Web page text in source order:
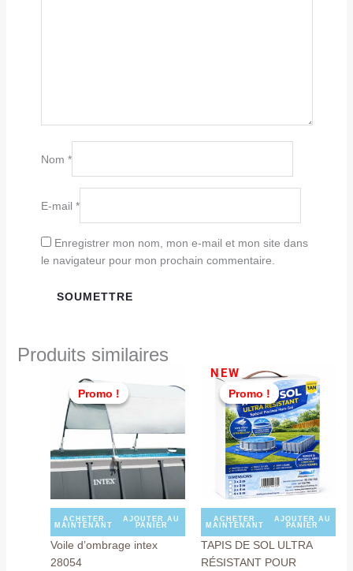
Nom *
E-mail *
Enregistrer mon nom, mon e-mail et mon site dans
le navigateur pour mon prochain commentaire.
Produits similaires
Promo !
Promo !
ACHETER
MAINTENANT
AJOUTER AU
PANIER
Voile d’ombrage intex
28054
initial
était :
749,000.
actuel
649,000.
Promo !
NEW
Promo !
ACHETER
MAINTENANT
AJOUTER AU
PANIER
TAPIS DE SOL ULTRA
RÉSISTANT POUR
Le
prix
initial
était :
TND
159,000.